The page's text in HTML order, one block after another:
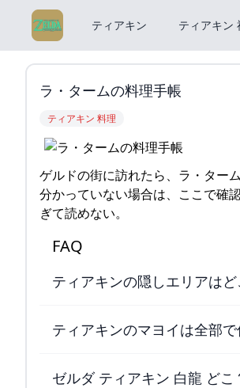
ティアキン ティアキン
ラ・タームの料理手帳
ティアキン 料理
ゲルドの街に訪れたら、ラ・ター
分かっていない場合は、ここで確
ぎて読めない。
FAQ
ティアキンの隠しエリアはど
ティアキンのマヨイは全部で
ゼルダ ティアキン 白龍 どこ